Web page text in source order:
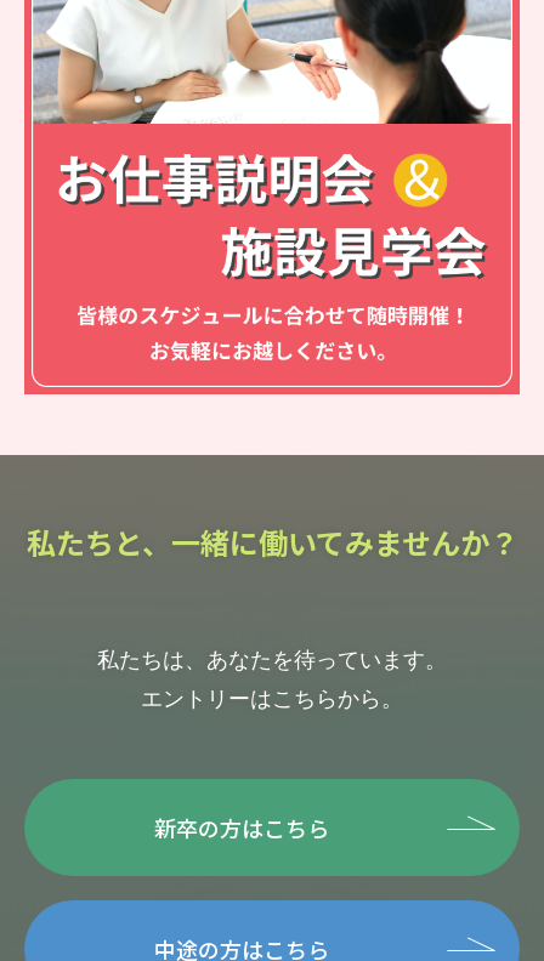
私たちと、一緒に働いてみませんか？
私たちは、あなたを待っています。
エントリーはこちらから。
新卒の方はこちら
中途の方はこちら